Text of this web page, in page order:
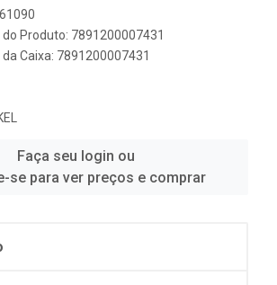
Produto: 7891200007431
Caixa: 7891200007431
Faça seu login ou
se para ver preços e comprar